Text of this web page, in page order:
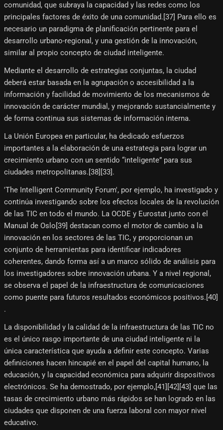
comunidad, que subraya la capacidad y las redes como los
principales factores de éxito de una comunidad.[37]​ Para ello es
necesario un paradigma de planificación pertinente para el
desarrollo urbano-regional, y una gestión de la innovación,
similar al propio concepto de ciudad inteligente.
Mediante el desarrollo de estrategias conjuntas, la ciudad
deberá estar basada en la agrupación o accesibilidad a la
información y facilidad de movimiento de los mecanismos de
innovación de carácter mundial, y mejorando sustancialmente y
de forma continua sus sistemas de información interna.
La Unión Europea en particular, ha dedicado esfuerzos
importantes a la elaboración de una estrategia para lograr un
crecimiento urbano con un sentido “inteligente” para sus
ciudades metropolitanas.[38]​[33]​.
'The Intelligent Community Forum', por ejemplo, ha investigado y
continúa investigando sobre los efectos locales de la revolución
de las TIC en todo el mundo. La OCDE y Eurostat junto con el
Manual de Oslo[39]​ destacan como el motor de cambio a la
innovación en los sectores de las TIC, y proporcionan un
conjunto de herramientas para identificar indicadores
coherentes, dando forma así a un marco sólido de análisis para
los investigadores sobre innovación urbana. Y a nivel regional,
se observa el papel de la infraestructura de comunicaciones
como puente para futuros resultados económicos positivos.[40]​
.
La disponibilidad y la calidad de la infraestructura de las TIC no
es el único rasgo importante de una ciudad inteligente ni la
única característica que ayuda a definir este concepto. Varias
definiciones hacen hincapié en el papel del capital humano, la
educación, y la capacidad económica para adquirir dispositivos
electrónicos. Se ha demostrado, por ejemplo,[41]​[42]​[43]​ que las
tasas de crecimiento urbano más rápidos se han logrado en las
ciudades que disponen de una fuerza laboral con mayor nivel
educativo.